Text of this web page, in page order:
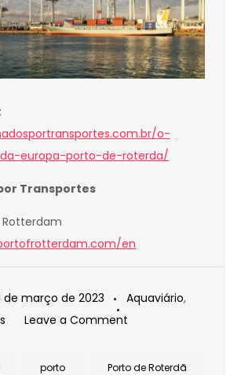
o-
europa-porto-de-roterda/
Transportes
en
de março de 2023 Aquaviário,
Leave a Comment
DE
porto Porto de Roterdã